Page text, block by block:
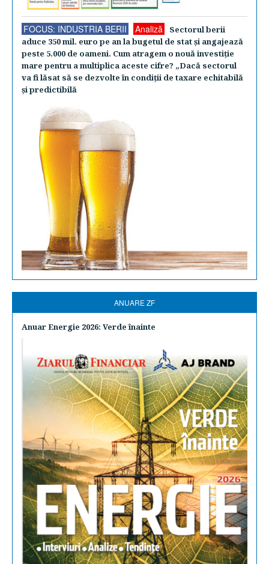
FOCUS: INDUSTRIA BERII Analiză
Sectorul berii
aduce 350 mil. euro pe an la bugetul de stat şi angajează
peste 5.000 de oameni. Cum atragem o nouă investiţie
mare pentru a multiplica aceste cifre? „Dacă sectorul
va fi lăsat să se dezvolte în condiţii de taxare echitabilă
şi predictibilă
ANUARE ZF
Anuar Energie 2026: Verde înainte